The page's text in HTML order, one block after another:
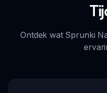
Ontdek wat Sprunki